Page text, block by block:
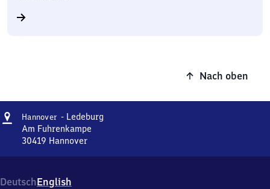
Nach oben
Adresse
Hannover - Ledeburg
Am Fuhrenkampe
30419 Hannover
Ledeburg,
DeutschEnglish